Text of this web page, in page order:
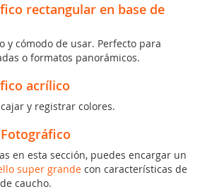
rectangular en base de
y cómodo de usar. Perfecto para
o formatos panorámicos.
acrílico
y registrar colores.
en esta sección, puedes encargar un
super grande con características de
caucho.